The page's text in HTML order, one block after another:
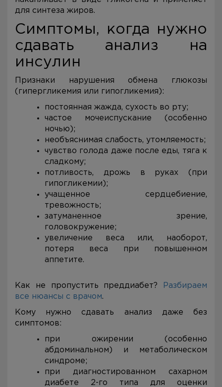
для синтеза жиров.
Симптомы, когда нужно
сдавать анализ на
инсулин
Признаки нарушения обмена глюкозы
(гипергликемия или гипогликемия):
постоянная жажда, сухость во рту;
частое мочеиспускание (особенно
ночью);
необъяснимая слабость, утомляемость;
чувство голода даже после еды, тяга к
сладкому;
потливость, дрожь в руках (при
гипогликемии);
учащенное сердцебиение,
тревожность;
затуманенное зрение,
головокружение;
увеличение веса или, наоборот,
потеря веса при повышенном
аппетите.
Как не пропустить преддиабет?
Разбираем
все нюансы с врачом.
Кому нужно сдавать анализ даже без
симптомов:
при ожирении (особенно
абдоминальном) и метаболическом
синдроме;
при диагностированном сахарном
диабете 2-го типа для оценки